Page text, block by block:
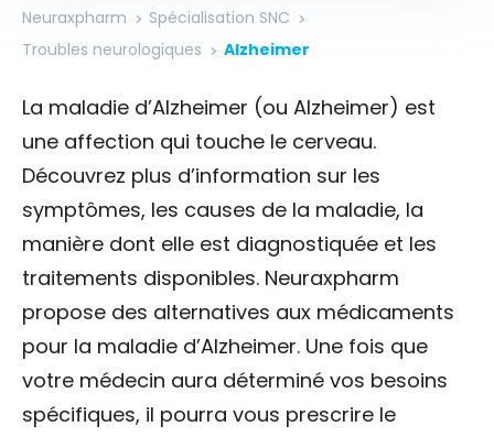
Neuraxpharm
Spécialisation SNC
Troubles neurologiques
Alzheimer
La maladie d’Alzheimer (ou Alzheimer) est
une affection qui touche le cerveau.
Découvrez plus d’information sur les
symptômes, les causes de la maladie, la
manière dont elle est diagnostiquée et les
traitements disponibles. Neuraxpharm
propose des alternatives aux médicaments
pour la maladie d’Alzheimer. Une fois que
votre médecin aura déterminé vos besoins
spécifiques, il pourra vous prescrire le